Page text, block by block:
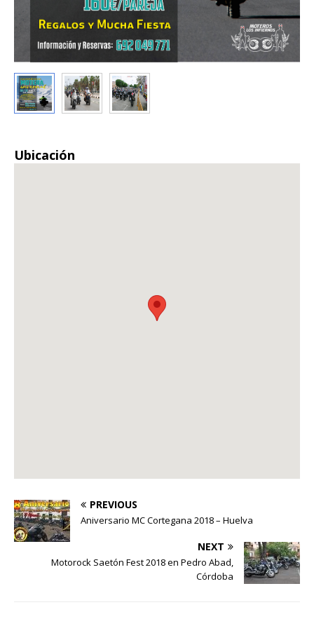
Ubicación
PREVIOUS
Aniversario MC Cortegana 2018 – Huelva
NEXT
Motorock Saetón Fest 2018 en Pedro Abad,
Córdoba